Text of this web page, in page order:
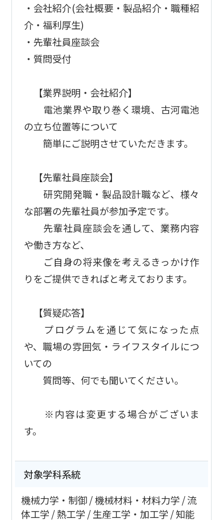
・会社紹介(会社概要・製品紹介・職種紹
介・福利厚生)
・先輩社員座談会
・質問受付
【業界説明・会社紹介】
電池業界や取り巻く環境、古河電池
の立ち位置等について
簡単にご説明させていただきます。
【先輩社員座談会】
研究開発職・製品設計職など、様々
な部署の先輩社員が参加予定です。
先輩社員座談会を通して、業務内容
や働き方など、
ご自身の将来像を考えるきっかけ作
りをご提供できればと考えております。
【質疑応答】
プログラムを通じて気になった点
や、職場の雰囲気・ライフスタイルにつ
いての
質問等、何でも聞いてください。
※内容は変更する場合がございま
す。
対象学科系統
機械力学・制御 機械材料・材料力学 流
体工学 熱工学 生産工学・加工学 知能